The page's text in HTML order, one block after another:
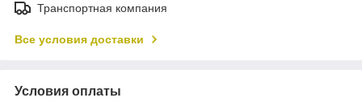
Транспортная компания
Все условия доставки
Условия оплаты